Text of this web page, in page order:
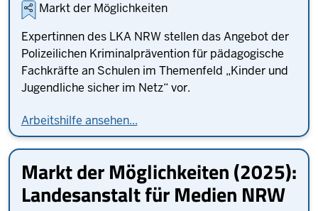
Markt der Möglichkeiten
Expertinnen des LKA NRW stellen das Angebot der
Polizeilichen Kriminalprävention für pädagogische
Fachkräfte an Schulen im Themenfeld „Kinder und
Jugendliche sicher im Netz“ vor.
Arbeitshilfe ansehen...
Markt der Möglichkeiten (2025):
Landesanstalt für Medien NRW